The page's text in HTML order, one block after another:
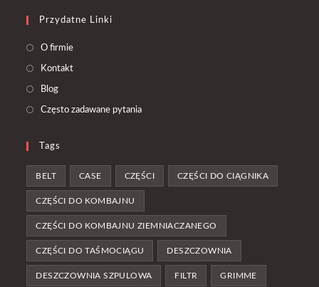
tab
a
Przydatne Linki
O firmie
Kontakt
Blog
Często zadawane pytania
Tags
BELT CASE CZĘŚCI CZĘŚCI DO CIĄGNIKA
CZĘŚCI DO KOMBAJNU
CZĘŚCI DO KOMBAJNU ZIEMNIACZANEGO
CZĘŚCI DO TAŚMOCIĄGU DESZCZOWNIA
DESZCZOWNIA SZPULOWA FILTR GRIMME